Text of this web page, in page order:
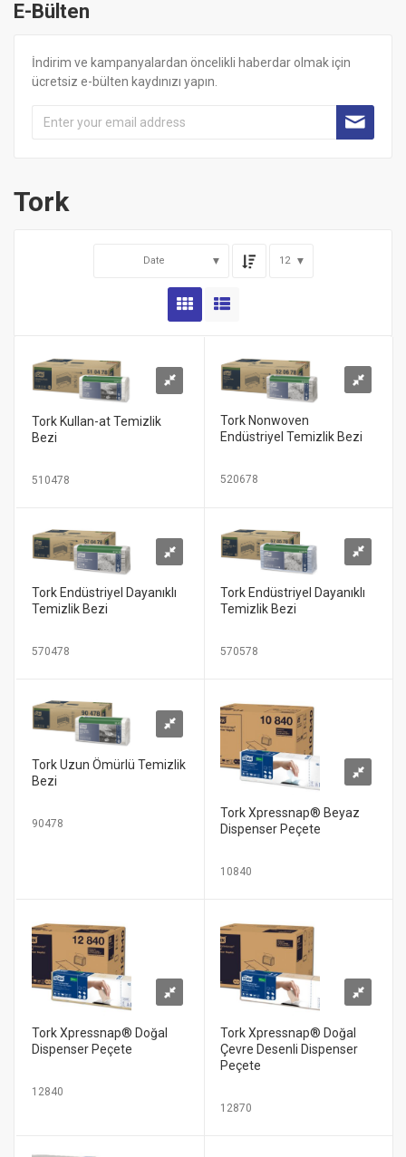
E-Bülten
İndirim ve kampanyalardan öncelikli haberdar olmak için
ücretsiz e-bülten kaydınızı yapın.
Tork
Date 12
Tork Kullan-at Temizlik
Bezi
510478
Tork Nonwoven
Endüstriyel Temizlik Bezi
520678
Tork Endüstriyel Dayanıklı
Temizlik Bezi
570478
Tork Endüstriyel Dayanıklı
Temizlik Bezi
570578
Tork Uzun Ömürlü Temizlik
Bezi
90478
Tork Xpressnap® Beyaz
Dispenser Peçete
10840
Tork Xpressnap® Doğal
Dispenser Peçete
12840
Tork Xpressnap® Doğal
Çevre Desenli Dispenser
Peçete
12870